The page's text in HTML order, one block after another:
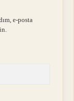
e-posta